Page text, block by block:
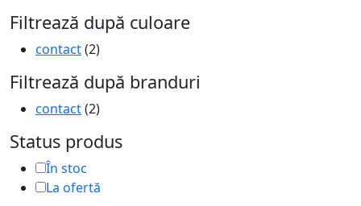
Filtrează după culoare
contact(2)
Filtrează după branduri
contact(2)
Status produs
În stoc
La ofertă